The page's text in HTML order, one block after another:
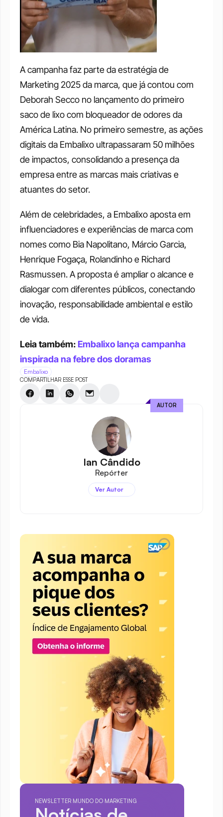
A campanha faz parte da estratégia de
Marketing 2025 da marca, que já contou com
Deborah Secco no lançamento do primeiro
saco de lixo com bloqueador de odores da
América Latina. No primeiro semestre, as ações
digitais da Embalixo ultrapassaram 50 milhões
de impactos, consolidando a presença da
empresa entre as marcas mais criativas e
atuantes do setor.
Além de celebridades, a Embalixo aposta em
influenciadores e experiências de marca com
nomes como Bia Napolitano, Márcio Garcia,
Henrique Fogaça, Rolandinho e Richard
Rasmussen. A proposta é ampliar o alcance e
dialogar com diferentes públicos, conectando
inovação, responsabilidade ambiental e estilo
de vida.
Leia também: Embalixo lança campanha
inspirada na febre dos doramas
Embalixo
COMPARTILHAR ESSE POST
Ian Cândido
Repórter
Ver Autor
AUTOR
NEWSLETTER MUNDO DO MARKETING